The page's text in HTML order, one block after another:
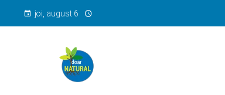
joi, august 6